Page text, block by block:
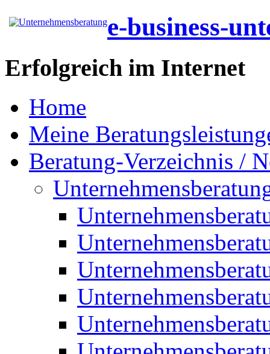
e-business-
Erfolgreich im Internet
Home
Meine
Beratung-Verzeichnis /